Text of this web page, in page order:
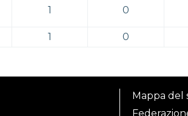
1 0
1 0
Mappa del